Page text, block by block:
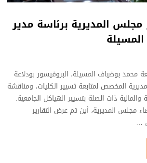
مجلس المديرية برئاسة مدير
محمد بوضياف المسيلة، البروفيسور بودلاعة
المخصص لمتابعة تسيير الكليات، ومناقشة
والمالية ذات الصلة بتسيير الهياكل الجامعية.
مجلس المديرية، أين تم عرض التقارير
…